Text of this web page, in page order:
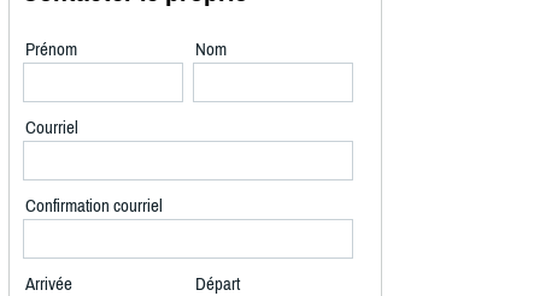
Prénom Nom
Courriel
Confirmation courriel
Arrivée Départ